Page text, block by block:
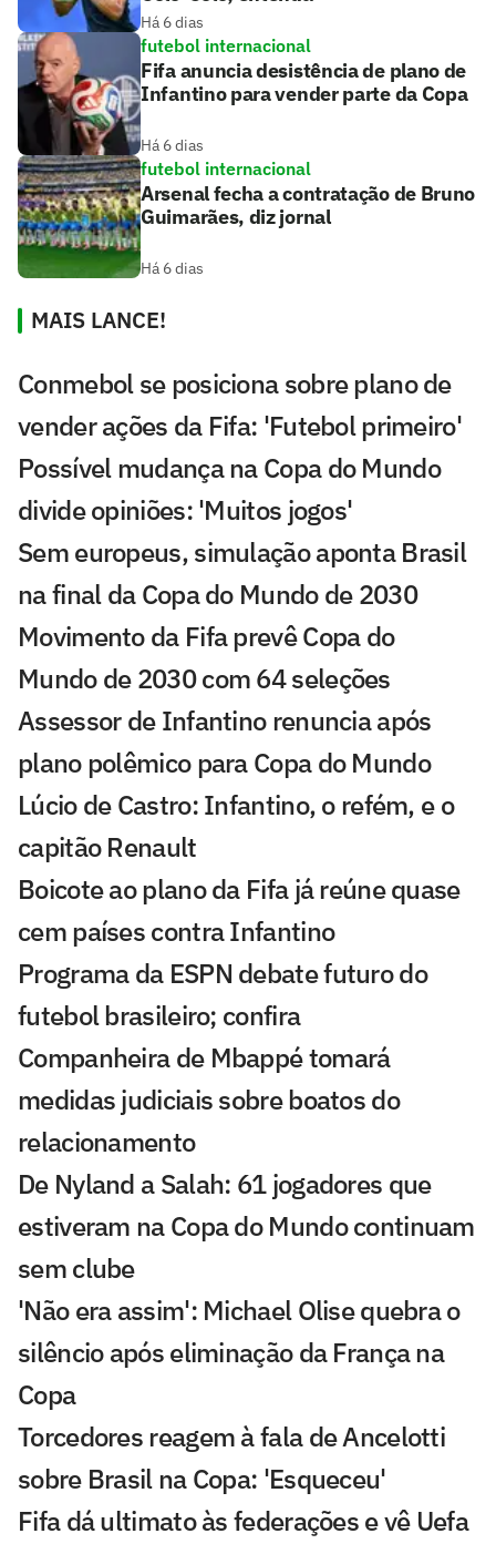
Há 6 dias
futebol internacional
Fifa anuncia desistência de plano de
Infantino para vender parte da Copa
Há 6 dias
futebol internacional
Arsenal fecha a contratação de Bruno
Guimarães, diz jornal
Há 6 dias
MAIS LANCE!
Conmebol se posiciona sobre plano de
vender ações da Fifa: 'Futebol primeiro'
Possível mudança na Copa do Mundo
divide opiniões: 'Muitos jogos'
Sem europeus, simulação aponta Brasil
na final da Copa do Mundo de 2030
Movimento da Fifa prevê Copa do
Mundo de 2030 com 64 seleções
Assessor de Infantino renuncia após
plano polêmico para Copa do Mundo
Lúcio de Castro: Infantino, o refém, e o
capitão Renault
Boicote ao plano da Fifa já reúne quase
cem países contra Infantino
Programa da ESPN debate futuro do
futebol brasileiro; confira
Companheira de Mbappé tomará
medidas judiciais sobre boatos do
relacionamento
De Nyland a Salah: 61 jogadores que
estiveram na Copa do Mundo continuam
sem clube
'Não era assim': Michael Olise quebra o
silêncio após eliminação da França na
Copa
Torcedores reagem à fala de Ancelotti
sobre Brasil na Copa: 'Esqueceu'
Fifa dá ultimato às federações e vê Uefa